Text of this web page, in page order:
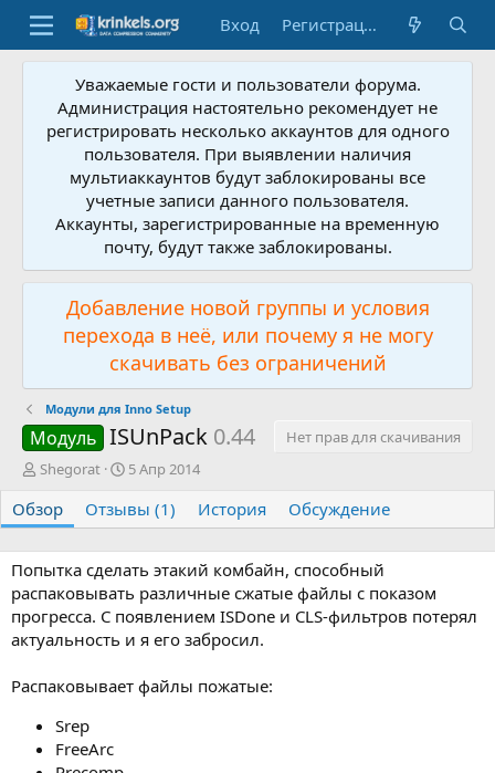
Вход Регистрация
Уважаемые гости и пользователи форума.
Администрация настоятельно рекомендует не
регистрировать несколько аккаунтов для одного
пользователя. При выявлении наличия
мультиаккаунтов будут заблокированы все
учетные записи данного пользователя.
Аккаунты, зарегистрированные на временную
почту, будут также заблокированы.
Добавление новой группы и условия
перехода в неё, или почему я не могу
скачивать без ограничений
Модули для Inno Setup
Модуль ISUnPack 0.44
Нет прав для скачивания
А
т
о
р
Shegorat
Д
т
а
с
о
з
а
н
я
5 Апр 2014
Обзор Отзывы (1) История Обсуждение
Попытка сделать этакий комбайн, способный
распаковывать различные сжатые файлы с показом
прогресса. С появлением ISDone и CLS-фильтров потерял
актуальность и я его забросил.
Распаковывает файлы пожатые:
Srep
FreeArc